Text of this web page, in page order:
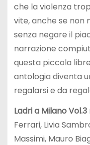
che la violenza
vite, anche se non
senza negare il
narrazione
questa piccola
antologia diventa
regalarsi e da
Ladri a Milano Vol.3
Ferrari, Livia
Massimi, Mauro